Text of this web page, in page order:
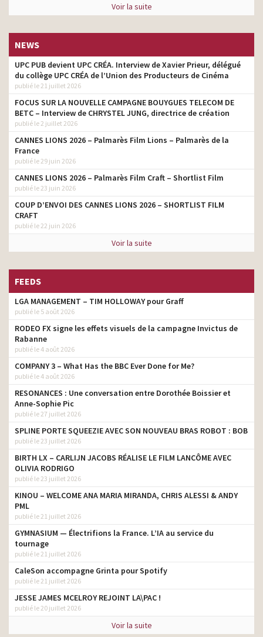
Voir la suite
NEWS
UPC PUB devient UPC CRÉA. Interview de Xavier Prieur, délégué
du collège UPC CRÉA de l’Union des Producteurs de Cinéma
publié le 21 juillet 2026
FOCUS SUR LA NOUVELLE CAMPAGNE BOUYGUES TELECOM DE
BETC – Interview de CHRYSTEL JUNG, directrice de création
publié le 2 juillet 2026
CANNES LIONS 2026 – Palmarès Film Lions – Palmarès de la
France
publié le 29 juin 2026
CANNES LIONS 2026 – Palmarès Film Craft – Shortlist Film
publié le 23 juin 2026
COUP D’ENVOI DES CANNES LIONS 2026 – SHORTLIST FILM
CRAFT
publié le 22 juin 2026
Voir la suite
FEEDS
LGA MANAGEMENT – TIM HOLLOWAY pour Graff
publié le 5 août 2026
RODEO FX signe les effets visuels de la campagne Invictus de
Rabanne
publié le 4 août 2026
COMPANY 3 – What Has the BBC Ever Done for Me?
publié le 4 août 2026
RESONANCES : Une conversation entre Dorothée Boissier et
Anne-Sophie Pic
publié le 27 juillet 2026
SPLINE PORTE SQUEEZIE AVEC SON NOUVEAU BRAS ROBOT : BOB
publié le 23 juillet 2026
BIRTH LX – CARLIJN JACOBS RÉALISE LE FILM LANCÔME AVEC
OLIVIA RODRIGO
publié le 23 juillet 2026
KINOU – WELCOME ANA MARIA MIRANDA, CHRIS ALESSI & ANDY
PML
publié le 21 juillet 2026
GYMNASIUM — Électrifions la France. L’IA au service du
tournage
publié le 21 juillet 2026
CaleSon accompagne Grinta pour Spotify
publié le 21 juillet 2026
JESSE JAMES MCELROY REJOINT LA\PAC !
publié le 20 juillet 2026
Voir la suite